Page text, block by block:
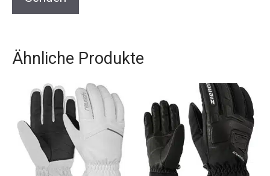
Ähnliche Produkte